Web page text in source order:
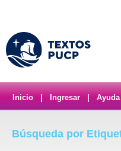
Inicio Ingresar Ayuda
Búsqueda por